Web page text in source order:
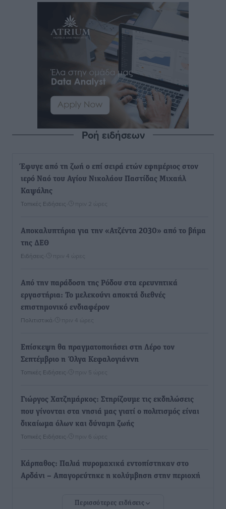
Ροή ειδήσεων
Έφυγε από τη ζωή ο επί σειρά ετών εφημέριος στον
ιερό Ναό του Αγίου Νικολάου Παστίδας Μιχαήλ
Καψάλης
Τοπικές Ειδήσεις πριν 2 ώρες
Αποκαλυπτήρια για την «Ατζέντα 2030» από το βήμα
της ΔΕΘ
Ειδήσεις πριν 4 ώρες
Από την παράδοση της Ρόδου στα ερευνητικά
εργαστήρια: Το μελεκούνι αποκτά διεθνές
επιστημονικό ενδιαφέρον
Πολιτιστικά πριν 4 ώρες
Επίσκεψη θα πραγματοποιήσει στη Λέρο τον
Σεπτέμβριο η Όλγα Κεφαλογιάννη
Τοπικές Ειδήσεις πριν 5 ώρες
Γιώργος Χατζημάρκος: Στηρίζουμε τις εκδηλώσεις
που γίνονται στα νησιά μας γιατί ο πολιτισμός είναι
δικαίωμα όλων και δύναμη ζωής
Τοπικές Ειδήσεις πριν 6 ώρες
Κάρπαθος: Παλιά πυρομαχικά εντοπίστηκαν στο
Αρδάνι – Απαγορεύτηκε η κολύμβηση στην περιοχή
Περισσότερες ειδήσεις